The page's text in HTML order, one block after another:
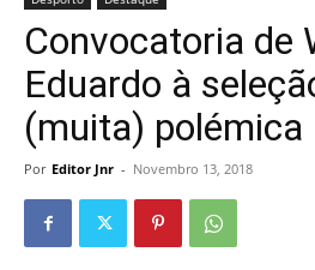
Convocatoria de
Eduardo à
(muita) polémica
Por Editor Jnr - Novembro 13, 2018